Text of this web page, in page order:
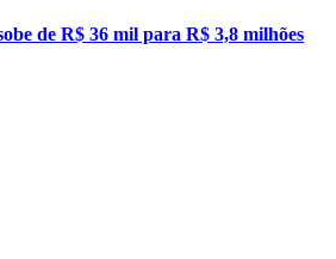
de R$ 36 mil para R$ 3,8 milhões